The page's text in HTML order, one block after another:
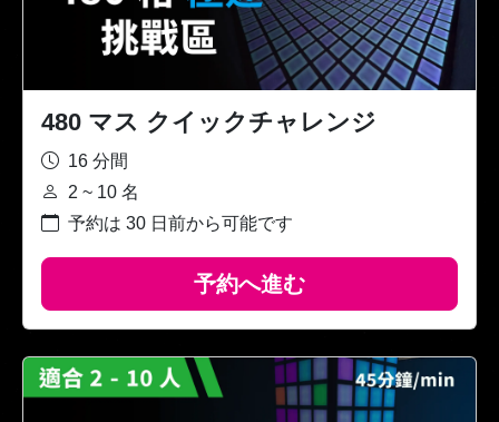
480 マス クイックチャレンジ
16 分間
2 ~ 10 名
予約は 30 日前から可能です
予約へ進む